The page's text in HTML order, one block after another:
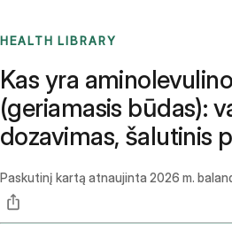
HEALTH LIBRARY
Kas yra
(geriamasis būdas):
dozavimas, šalutinis
Paskutinį kartą atnaujinta 2026 m.